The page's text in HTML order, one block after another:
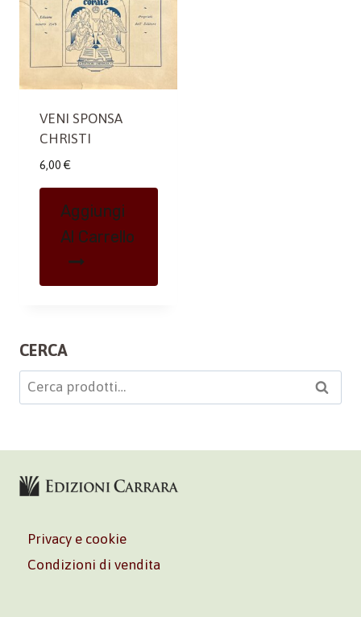
VENI SPONSA
CHRISTI
6,00 €
Aggiungi
Al Carrello
CERCA
Cerca: Cerca
Privacy e cookie
Condizioni di vendita